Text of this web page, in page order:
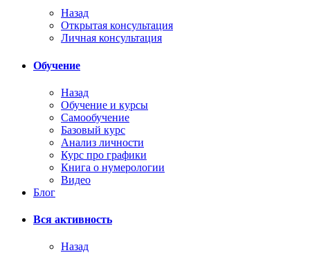
Назад
Открытая консультация
Личная консультация
Обучение
Назад
Обучение и курсы
Самообучение
Базовый курс
Анализ личности
Курс про графики
Книга о нумерологии
Видео
Блог
Вся активность
Назад